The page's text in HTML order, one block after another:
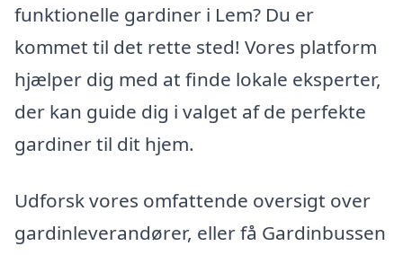
funktionelle gardiner i Lem? Du er
kommet til det rette sted! Vores platform
hjælper dig med at finde lokale eksperter,
der kan guide dig i valget af de perfekte
gardiner til dit hjem.
Udforsk vores omfattende oversigt over
gardinleverandører, eller få Gardinbussen